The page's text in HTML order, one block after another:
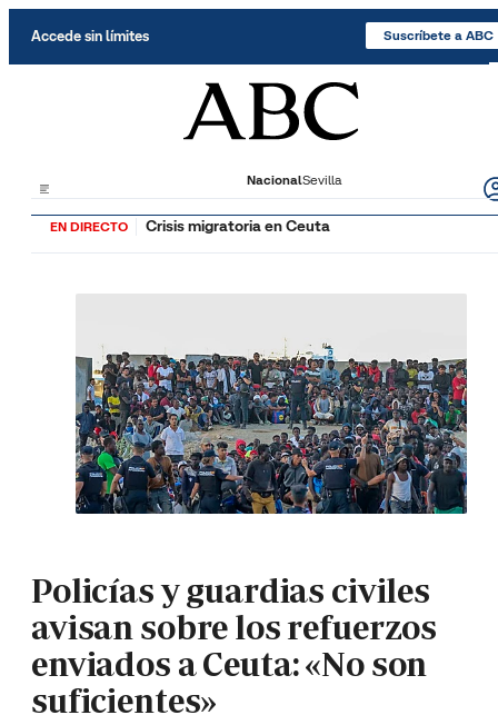
Accede sin límites Suscríbete a ABC
NacionalSevilla
EN DIRECTO Crisis migratoria en Ceuta
Policías y guardias civiles
avisan sobre los refuerzos
enviados a Ceuta: «No son
suficientes»